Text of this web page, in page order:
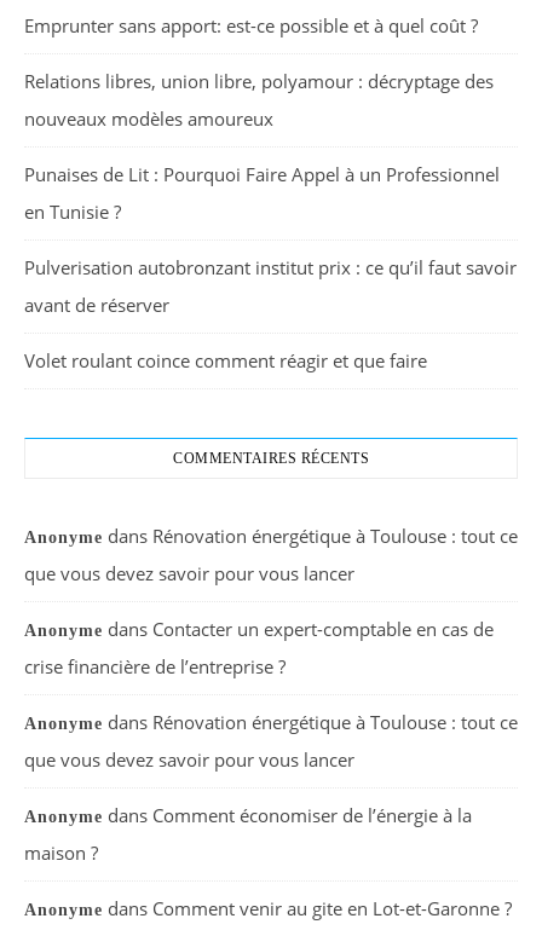
Emprunter sans apport: est-ce possible et à quel coût ?
Relations libres, union libre, polyamour : décryptage des
nouveaux modèles amoureux
Punaises de Lit : Pourquoi Faire Appel à un Professionnel
en Tunisie ?
Pulverisation autobronzant institut prix : ce qu’il faut savoir
avant de réserver
Volet roulant coince comment réagir et que faire
COMMENTAIRES RÉCENTS
Anonyme dans Rénovation énergétique à Toulouse : tout ce
que vous devez savoir pour vous lancer
Anonyme dans Contacter un expert-comptable en cas de
crise financière de l’entreprise ?
Anonyme dans Rénovation énergétique à Toulouse : tout ce
que vous devez savoir pour vous lancer
Anonyme dans Comment économiser de l’énergie à la
maison ?
Anonyme dans Comment venir au gite en Lot-et-Garonne ?